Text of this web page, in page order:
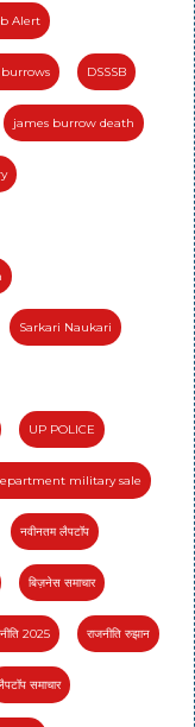
Alert
DSSSB
james burrow death
Sarkari Naukari
UP POLICE
military sale
नवीनतम लैपटॉप
बिज़नेस समाचार
2025 राजनीति रुझान
समाचार